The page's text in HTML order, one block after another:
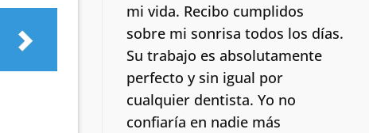
mi vida. Recibo cumplidos
sobre mi sonrisa todos los días.
Su trabajo es absolutamente
perfecto y sin igual por
cualquier dentista. Yo no
confiaría en nadie más